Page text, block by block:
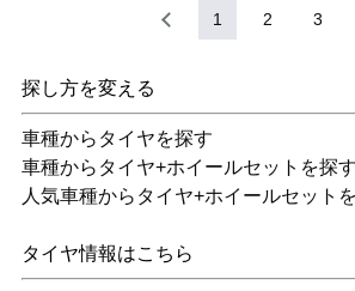
1 2 3
探し方を変える
車種からタイヤを探す
車種からタイヤ+ホイールセットを探す
人気車種からタイヤ+ホイールセット
タイヤ情報はこちら